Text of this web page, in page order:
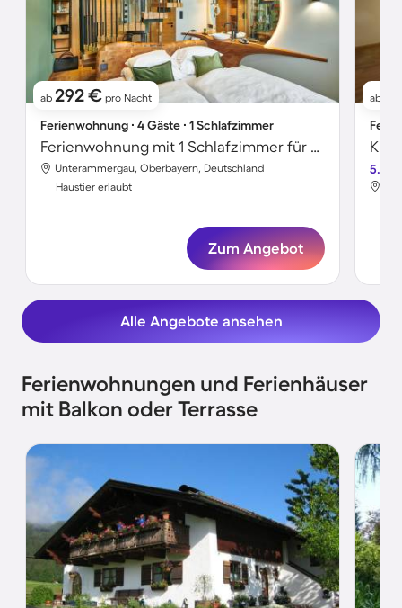
ab 292 € pro Nacht
Ferienwohnung ∙ 4 Gäste ∙ 1 Schlafzimmer
Ferienwohnung mit 1 Schlafzimmer für 4 Personen
Unterammergau, Oberbayern, Deutschland
Haustier erlaubt
Zum Angebot
ab
5.0
Alle Angebote ansehen
Ferienwohnungen und Ferienhäuser
mit Balkon oder Terrasse